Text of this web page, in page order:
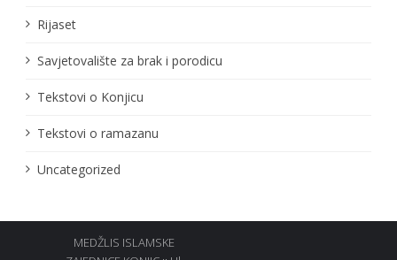
Rijaset
Savjetovalište za brak i porodicu
Tekstovi o Konjicu
Tekstovi o ramazanu
Uncategorized
MEDŽLIS ISLAMSKE